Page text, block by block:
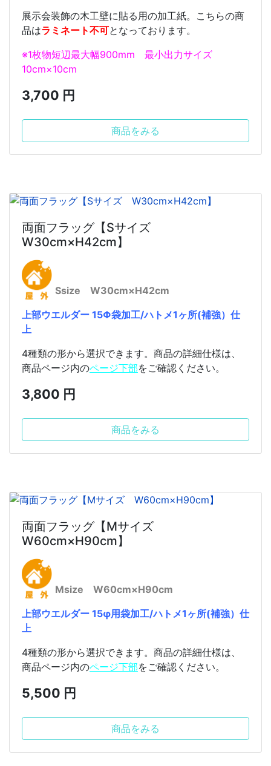
展示会装飾の木工壁に貼る用の加工紙。こちらの商
品はラミネート不可となっております。
※1枚物短辺最大幅900mm 最小出力サイズ
10cm×10cm
3,700 円
商品をみる
両面フラッグ【Sサイズ
W30cm×H42cm】
Ssize W30cm×H42cm
上部ウエルダー 15Φ袋加工/ハトメ1ヶ所(補強）仕
上
4種類の形から選択できます。商品の詳細仕様は、
商品ページ内のページ下部をご確認ください。
3,800 円
商品をみる
両面フラッグ【Mサイズ
W60cm×H90cm】
Msize W60cm×H90cm
上部ウエルダー 15φ用袋加工/ハトメ1ヶ所(補強）仕
上
4種類の形から選択できます。商品の詳細仕様は、
商品ページ内のページ下部をご確認ください。
5,500 円
商品をみる